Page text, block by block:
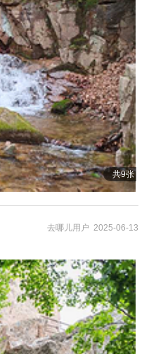
共9张
去哪儿用户 2025-06-13